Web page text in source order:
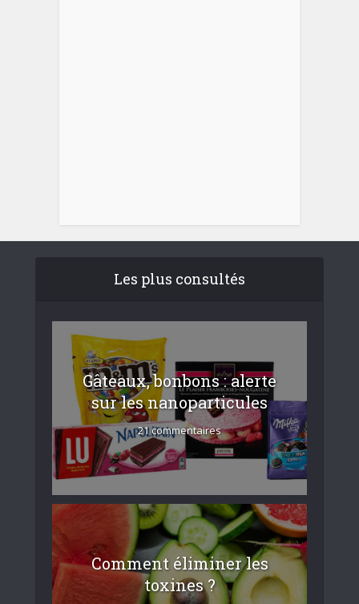
Les plus consultés
Gâteaux, bonbons : alerte
sur les nanoparticules
21 commentaires
Comment éliminer les
toxines ?